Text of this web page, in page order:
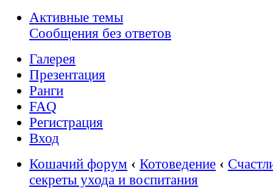
Активные темы
Сообщения без ответов
Галерея
Презентация
Ранги
FAQ
Регистрация
Вход
Кошачий форум ‹ Котоведение ‹
секреты ухода и воспитания